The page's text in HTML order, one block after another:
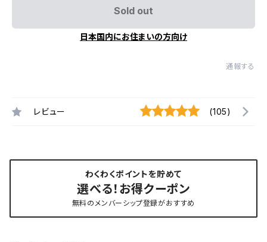
Sold out
日本国内にお住まいの方向け
通報する
レビュー (105)
わくわくポイントを貯めて
選べる！お得クーポン
無料のメンバーシップ登録がおすすめ